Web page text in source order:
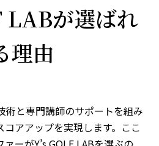
LABが選ばれ
理由
術と専門講師のサポートを組み
アアップを実現します。ここ